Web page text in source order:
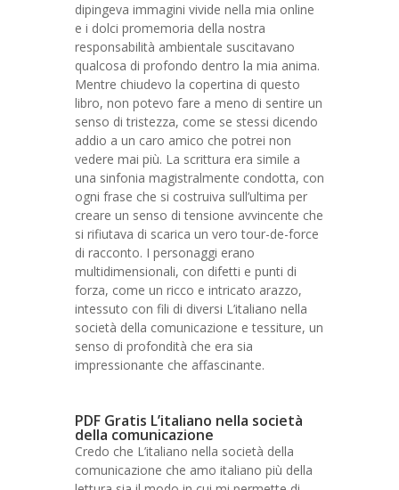
dipingeva immagini vivide nella mia online
e i dolci promemoria della nostra
responsabilità ambientale suscitavano
qualcosa di profondo dentro la mia anima.
Mentre chiudevo la copertina di questo
libro, non potevo fare a meno di sentire un
senso di tristezza, come se stessi dicendo
addio a un caro amico che potrei non
vedere mai più. La scrittura era simile a
una sinfonia magistralmente condotta, con
ogni frase che si costruiva sull’ultima per
creare un senso di tensione avvincente che
si rifiutava di scarica un vero tour-de-force
di racconto. I personaggi erano
multidimensionali, con difetti e punti di
forza, come un ricco e intricato arazzo,
intessuto con fili di diversi L’italiano nella
società della comunicazione e tessiture, un
senso di profondità che era sia
impressionante che affascinante.
PDF Gratis L’italiano nella società
della comunicazione
Credo che L’italiano nella società della
comunicazione che amo italiano più della